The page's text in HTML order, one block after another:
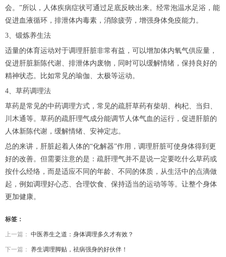
会。”所以，人体疾病症状可通过足底反映出来。经常泡温水足浴，能
促进血液循环，排泄体内毒素，消除疲劳，增强身体免疫能力。
3、锻炼养生法
适量的体育运动对于调理肝脏非常有益，可以增加体内氧气供应量，
促进肝脏新陈代谢、排泄体内废物，同时可以缓解情绪，保持良好的
精神状态。比如常见的瑜伽、太极等运动。
4、草药调理法
草药是常见的中药调理方式，常见的疏肝草药有柴胡、枸杞、当归、
川木通等。草药的疏肝理气成分能调节人体气血的运行，促进肝脏的
人体新陈代谢，缓解情绪、安神定志。
总的来讲，肝脏起着人体的“化解器”作用，调理肝脏可使身体得到更
好的改善。但需要注意的是：疏肝理气并不是说一定要吃什么草药或
按什么经络，而是适应不同的年龄、不同的体质，从生活中的点滴做
起，例如调理好心态、合理饮食、保持适当的运动等等。让整个身体
更加健康。
标签：
上一篇： 中医养生之道：身体调理多久才有效？
下一篇： 养生调理脚贴，祛病强身的好伙伴！